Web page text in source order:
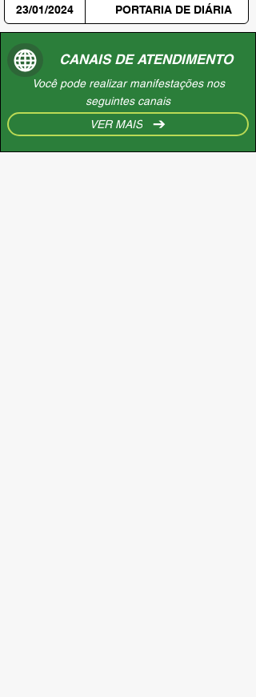
23/01/2024 PORTARIA DE DIÁRIA
CANAIS DE ATENDIMENTO
Você pode realizar manifestações nos
seguintes canais
VER MAIS